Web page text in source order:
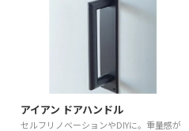
アイアン ドアハンドル
セルフリノベーションやDIYに。重量感が